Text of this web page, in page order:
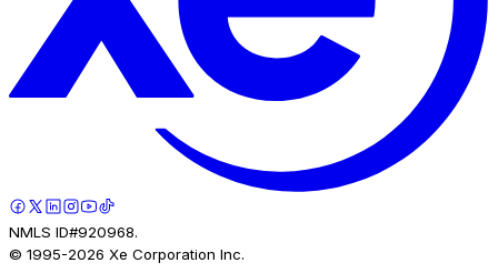
NMLS ID#920968.
© 1995-2026 Xe Corporation Inc.